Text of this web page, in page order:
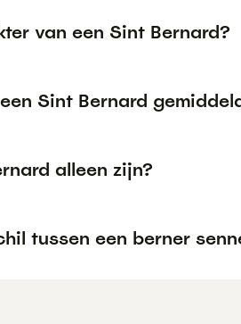
van een Sint Bernard?
Sint Bernard
alleen zijn?
tussen een berner